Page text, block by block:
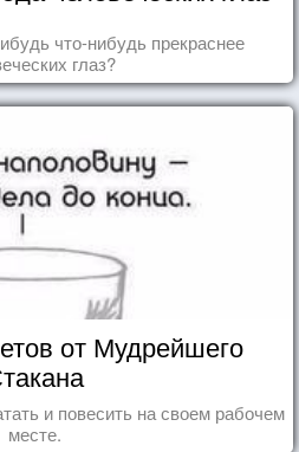
что-нибудь прекраснее
глаз?
от Мудрейшего
и повесить на своем рабочем
месте.